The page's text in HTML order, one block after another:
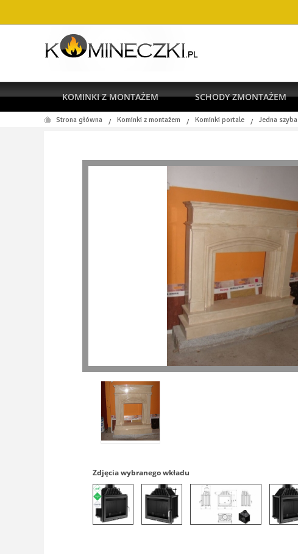
KOMINKI Z MONTAŻEM SCHODY ZMONTAŻEM
RODO
Strona główna / Kominki z montażem / Kominki portale / Jedna szyba
Zdjęcia wybranego wkładu